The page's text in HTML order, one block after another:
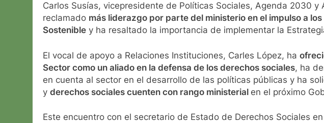
Carlos Susías, vicepresidente de Políticas Sociales, Agenda 2030 y
reclamado más liderazgo por parte del ministerio en el impulso a
Sostenible y ha resaltado la importancia de implementar la
El vocal de apoyo a Relaciones Instituciones, Carles López, ha
Sector como un aliado en la defensa de los derechos sociales, ha
en cuenta al sector en el desarrollo de las políticas públicas y ha
y derechos sociales cuenten con rango ministerial en el próximo
Este encuentro con el secretario de Estado de Derechos Sociales